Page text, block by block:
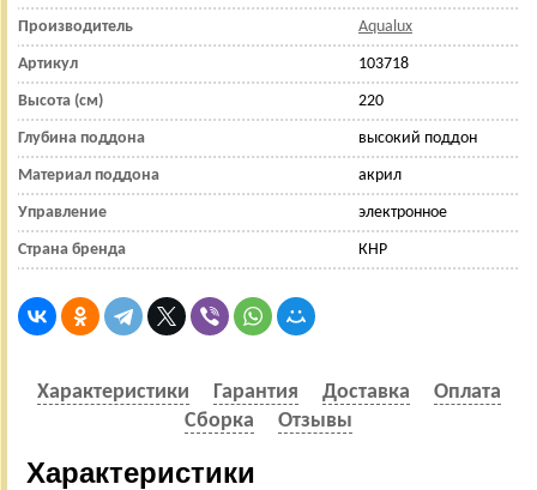
Производитель Aqualux
Артикул 103718
Высота (см) 220
Глубина поддона высокий поддон
Материал поддона акрил
Управление электронное
Страна бренда КНР
Характеристики Гарантия Доставка
Оплата
Сборка
Отзывы
Характеристики